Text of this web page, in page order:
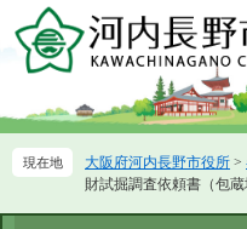
ー
先
ニ
を
て
大阪府河内長野市役所 >
財試掘調査依頼書（包蔵